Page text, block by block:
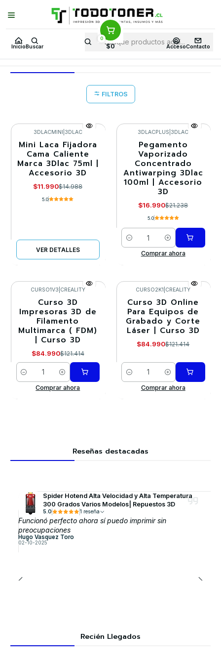
Inicio Buscar
0
$0 AccesoContacto
Puedes Elegir: Comprar enTienda· Despachoa Todo Chile · Retiro en
Tienda en24 Horas
Inicio Todo 3D Impresoras 3D DE FILAMENTO ANET
ANET
FILTROS
-20%
Agotado
3DLACMINI 3DLAC
Mini Laca Fijadora
Cama Caliente
Marca 3Dlac 75ml |
Accesorio 3D
$11.990$14.988
5.0
VER DETALLES
-20%
3DLACPLUS 3DLAC
Pegamento
Vaporizado
Concentrado
Antiwarping 3Dlac
100ml | Accesorio
3D
$16.990$21.238
5.0
Cantidad
Comprar ahora
-30%
CURSO1V3 CREALITY
Curso 3D
Impresoras 3D de
Filamento
Multimarca ( FDM)
| Curso 3D
$84.990$121.414
Cantidad
Comprar ahora
-30%
CURSO2K1 CREALITY
Curso 3D Online
Para Equipos de
Grabado y Corte
Láser | Curso 3D
$84.990$121.414
Cantidad
Comprar ahora
Reseñas destacadas
Spider Hotend Alta Velocidad y Alta Temperatura
300 Grados Varios Modelos| Repuestos 3D
5.0 1 reseña
Funcionó perfecto ahora sí puedo imprimir sin
preocupaciones
Hugo Vasquez Toro
02-10-2025
Recién Llegados